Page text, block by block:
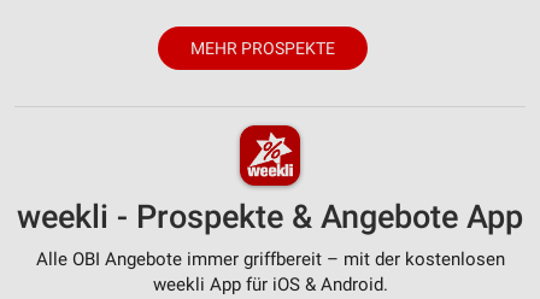
MEHR PROSPEKTE
weekli - Prospekte & Angebote App
Alle OBI Angebote immer griffbereit – mit der kostenlosen
weekli App für iOS & Android.